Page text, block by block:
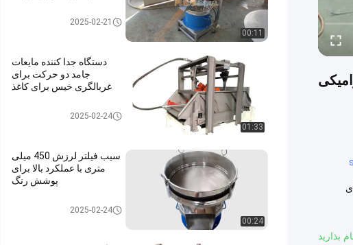
بذاريد
00:11
جداکننده مایع جامد2025-02-21
01:33
دستگاه جدا کننده مایعات
جامد دو حرکت برای
غربالگری خیس برای کاغذ
جداکننده مایع جامد2025-02-24
00:24
سیب فیلتر لرزش 450 میلی
متری با عملکرد بالا برای
پوشش رنگ
جداکننده مایع جامد2025-02-24